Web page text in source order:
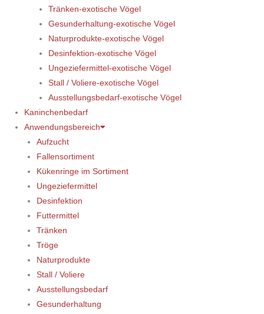
Tränken-exotische Vögel
Gesunderhaltung-exotische Vögel
Naturprodukte-exotische Vögel
Desinfektion-exotische Vögel
Ungeziefermittel-exotische Vögel
Stall / Voliere-exotische Vögel
Ausstellungsbedarf-exotische Vögel
Kaninchenbedarf
Anwendungsbereich
Aufzucht
Fallensortiment
Kükenringe im Sortiment
Ungeziefermittel
Desinfektion
Futtermittel
Tränken
Tröge
Naturprodukte
Stall / Voliere
Ausstellungsbedarf
Gesunderhaltung